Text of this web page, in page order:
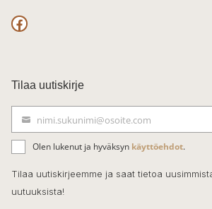
F
c
e
b
o
o
k
Tilaa uutiskirje
ä
h
k
nimi.sukunimi@osoite.com
Olen lukenut ja hyväksyn käyttöehdot.
Tilaa uutiskirjeemme ja saat tietoa
uutuuksista!